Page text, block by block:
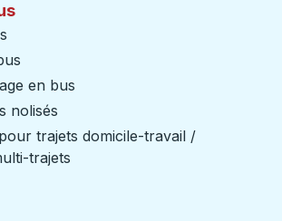
en bus
nolisés
trajets domicile-travail /
trajets